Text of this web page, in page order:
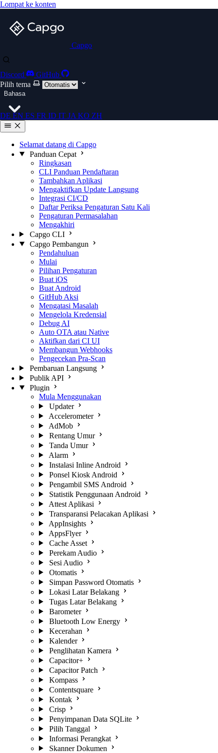
Lompat ke konten
Capgo
Discord
GitHub
Pilih tema
Bahasa
DE EN ES FR ID IT JA KO ZH
Selamat datang di Capgo
Panduan Cepat
Ringkasan
CLI Panduan Pendaftaran
Tambahkan Aplikasi
Mengaktifkan Update Langsung
Integrasi CI/CD
Daftar Periksa Pengaturan Satu Kali
Pengaturan Permasalahan
Mengakhiri
Capgo CLI
Capgo Pembangun
Pendahuluan
Mulai
Pilihan Pengaturan
Buat iOS
Buat Android
GitHub Aksi
Mengatasi Masalah
Mengelola Kredensial
Debug AI
Auto OTA atau Native
Aktifkan dari CI UI
Membangun Webhooks
Pengecekan Pra-Scan
Pembaruan Langsung
Publik API
Plugin
Mula Menggunakan
Updater
Accelerometer
AdMob
Rentang Umur
Tanda Umur
Alarm
Instalasi Inline Android
Ponsel Kiosk Android
Pengambil SMS Android
Statistik Penggunaan Android
Attest Aplikasi
Transparansi Pelacakan Aplikasi
AppInsights
AppsFlyer
Cache Asset
Perekam Audio
Sesi Audio
Otomatis
Simpan Password Otomatis
Lokasi Latar Belakang
Tugas Latar Belakang
Barometer
Bluetooth Low Energy
Kecerahan
Kalender
Penglihatan Kamera
Capacitor+
Capacitor Patch
Kompass
Contentsquare
Kontak
Crisp
Penyimpanan Data SQLite
Pilih Tanggal
Informasi Perangkat
Skanner Dokumen